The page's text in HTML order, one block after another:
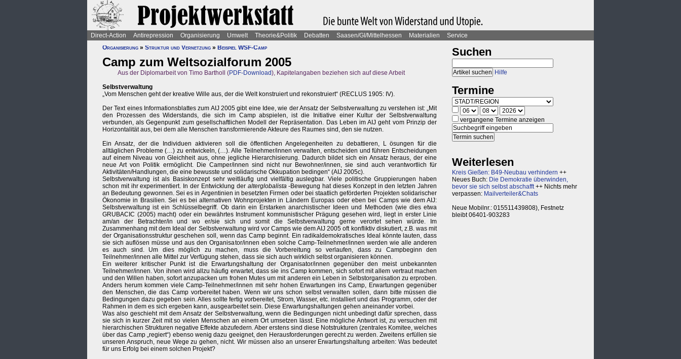
Direct-Action Antirepression Organisierung Umwelt Theorie&Politik Debatten Saasen/GI/Mittelhessen Materialien
Service
Organisierung » Struktur und Vernetzung » Beispiel WSF-Camp
Camp zum Weltsozialforum 2005
Aus der Diplomarbeit von Timo Bartholl (PDF-Download), Kapitelangaben beziehen sich auf diese Arbeit
Selbstverwaltung
„Vom Menschen geht der kreative Wille aus, der die Welt konstruiert und rekonstruiert“ (RECLUS 1905: IV).
Der Text eines Informationsblattes zum AIJ 2005 gibt eine Idee, wie der Ansatz der Selbstverwaltung zu verstehen ist: „Mit
den Prozessen des Widerstands, die sich im Camp abspielen, ist die Initiative einer Kultur der Selbstverwaltung
verbunden, als Gegenpunkt zum gesellschaftlichen Modell der Repräsentation. Das Leben im AIJ geht vom Prinzip der
Horizontalität aus, bei dem alle Menschen transformierende Akteure des Raumes sind, den sie nutzen.
Ein Ansatz, der die Individuen aktivieren soll die öffentlichen Angelegenheiten zu debattieren, L ösungen für die
alltäglichen Probleme (…) zu entwickeln, (…). Alle Teilnehmer/innen verwalten, entscheiden und führen Entscheidungen
auf einem Niveau von Gleichheit aus, ohne jegliche Hierarchisierung. Dadurch bildet sich ein Ansatz heraus, der eine
neue Art von Politik ermöglicht. Die Camper/innen sind nicht nur Bewohner/innen, sie sind auch verantwortlich für
Aktivitäten/Handlungen, die eine bewusste und solidarische Okkupation bedingen“ (AIJ 2005c).
Selbstverwaltung ist als Basiskonzept sehr weitläufig und vielfältig auslegbar. Viele politische Gruppierungen haben
schon mit ihr experimentiert. In der Entwicklung der alterglobalista-Bewegung hat dieses Konzept in den letzten Jahren
an Bedeutung gewonnen. Sei es in Argentinien in besetzten Firmen oder bei staatlich geförderten Projekten solidarischer
Ökonomie in Brasilien. Sei es bei alternativen Wohnprojekten in Ländern Europas oder eben bei Camps wie dem AIJ:
Selbstverwaltung ist ein Schlüsselbegriff. Ob darin ein Erstarken anarchistischer Ideen und Methoden (wie dies etwa
GRUBACIC (2005) macht) oder ein bewährtes Instrument kommunistischer Prägung gesehen wird, liegt in erster Linie
am/an der Betrachter/in und wo er/sie sich und somit die Selbstverwaltung gerne verortet sehen würde. Im
Zusammenhang mit dem Ideal der Selbstverwaltung wird vor Camps wie dem AIJ 2005 oft konfliktiv diskutiert, z.B. was mit
der Organisationsstruktur geschehen soll, wenn das Camp beginnt. Ein radikaldemokratisches Ideal könnte lauten, dass
sie sich auflösen müsse und aus den Organisator/innen eben solche Camp-Teilnehmer/innen werden wie alle anderen
es auch sind. Um dies möglich zu machen, muss die Vorbereitung so verlaufen, dass zu Campbeginn den
Teilnehmer/innen alle Mittel zur Verfügung stehen, dass sie sich auch wirklich selbst organisieren können.
Ein weiterer kritischer Punkt ist die Erwartungshaltung der Organisator/innen gegenüber den meist unbekannten
Teilnehmer/innen. Von ihnen wird allzu häufig erwartet, dass sie ins Camp kommen, sich sofort mit allem vertraut machen
und den Willen haben, sofort anzupacken um frohen Mutes um mit anderen ein Leben in Selbstorganisation zu erproben.
Anders herum kommen viele Camp-Teilnehmer/innen mit sehr hohen Erwartungen ins Camp, Erwartungen gegenüber
den Menschen, die das Camp vorbereitet haben. Wenn wir uns schon selbst verwalten sollen, dann bitte müssen die
Bedingungen dazu gegeben sein. Alles sollte fertig vorbereitet, Strom, Wasser, etc. installiert und das Programm, oder der
Rahmen in dem es sich ergeben kann, ausgearbeitet sein. Diese Erwartungshaltungen gehen aneinander vorbei.
Was also geschieht mit dem Ansatz der Selbstverwaltung, wenn die Bedingungen nicht unbedingt dafür sprechen, dass
sie sich in kurzer Zeit mit so vielen Menschen an einem Ort umsetzen lässt. Eine mögliche Antwort ist, zu versuchen mit
hierarchischen Strukturen negative Effekte abzufedern. Aber erstens sind diese Notstrukturen (zentrales Komitee, welches
über das Camp „regiert“) ebenso wenig dazu geeignet, den Herausforderungen gerecht zu werden. Zweitens erfüllen sie
unseren Anspruch, neue Wege zu gehen, nicht. Wir müssen also an unserer Erwartungshaltung arbeiten: Was bedeutet
für uns Erfolg bei einem solchen Projekt?
Suchen
Hilfe
Termine
vergangene Termine anzeigen
Weiterlesen
Kreis Gießen: B49-Neubau verhindern ++
Neues Buch: Die Demokratie überwinden,
bevor sie sich selbst abschafft++ Nichts mehr
verpassen: Mailverteiler&Chats
Neue Mobilnr.: 015511439808), Festnetz
bleibt 06401-903283